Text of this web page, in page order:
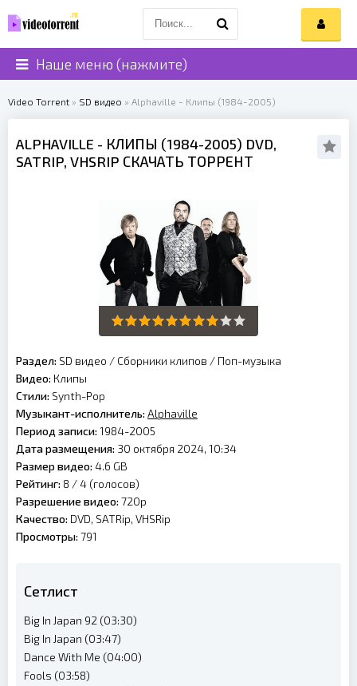
Наше меню (нажмите)
Video Torrent » SD видео » Alphaville - Клипы (1984-2005)
ALPHAVILLE - КЛИПЫ (1984-2005) DVD,
SATRIP, VHSRIP СКАЧАТЬ ТОРРЕНТ
Раздел: SD видео / Сборники клипов / Поп-музыка
Видео: Клипы
Стили: Synth-Pop
Музыкант-исполнитель: Alphaville
Период записи: 1984-2005
Дата размещения: 30 октября 2024, 10:34
Размер видео: 4.6 GB
Рейтинг: 8 / 4 (голосов)
Разрешение видео: 720p
Качество: DVD, SATRip, VHSRip
Просмотры: 791
Сетлист
Big In Japan 92 (03:30)
Big In Japan (03:47)
Dance With Me (04:00)
Fools (03:58)